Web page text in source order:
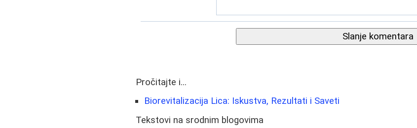
Slanje komentara
Pročitajte i...
Biorevitalizacija Lica: Iskustva, Rezultati i Saveti
Tekstovi na srodnim blogovima